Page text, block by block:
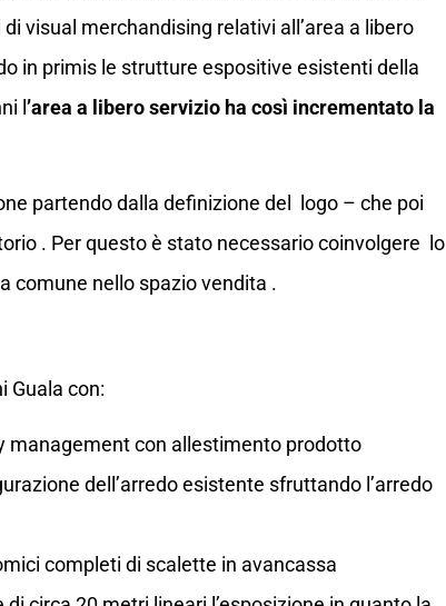
visual merchandising relativi all’area a libero
in primis le strutture espositive esistenti della
l’area a libero servizio ha così incrementato la
partendo dalla definizione del logo – che poi
. Per questo è stato necessario coinvolgere lo
comune nello spazio vendita .
Guala con:
management con allestimento prodotto
dell’arredo esistente sfruttando l’arredo
completi di scalette in avancassa